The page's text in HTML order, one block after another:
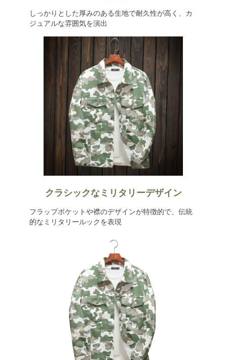
しっかりとした厚みのある生地で耐久性が高く、カ
ジュアルな雰囲気を演出
クラシックなミリタリーデザイン
フラップポケットや襟のデザインが特徴的で、伝統
的なミリタリールックを表現